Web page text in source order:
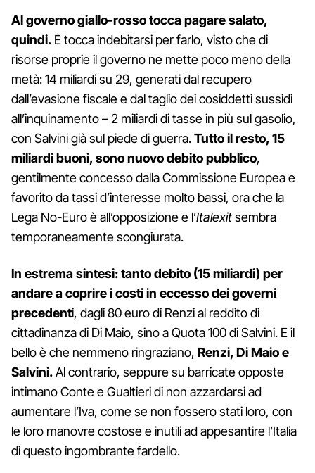
Al governo giallo-rosso tocca pagare salato,
quindi. E tocca indebitarsi per farlo, visto che di
risorse proprie il governo ne mette poco meno della
metà: 14 miliardi su 29, generati dal recupero
dall’evasione fiscale e dal taglio dei cosiddetti sussidi
all’inquinamento – 2 miliardi di tasse in più sul gasolio,
con Salvini già sul piede di guerra.Tutto il resto, 15
miliardi buoni, sono nuovo debito pubblico,
gentilmente concesso dalla Commissione Europea e
favorito da tassi d’interesse molto bassi, ora che la
Lega No-Euro è all’opposizione e l’Italexitsembra
temporaneamente scongiurata.
In estrema sintesi: tanto debito (15 miliardi) per
andare a coprire i costi in eccesso dei governi
precedenti, dagli 80 euro di Renzi al reddito di
cittadinanza di Di Maio, sino a Quota 100 di Salvini. E il
bello è che nemmeno ringraziano, Renzi, Di Maio e
Salvini.Al contrario, seppure su barricate opposte
intimano Conte e Gualtieri di non azzardarsi ad
aumentare l’Iva, come se non fossero stati loro, con
le loro manovre costose e inutili ad appesantire l’Italia
di questo ingombrante fardello.